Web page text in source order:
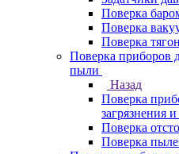
Поверка
Поверка
Поверка
Поверка приборов
пыли
Назад
Поверка
загрязнения
Поверка
Поверка